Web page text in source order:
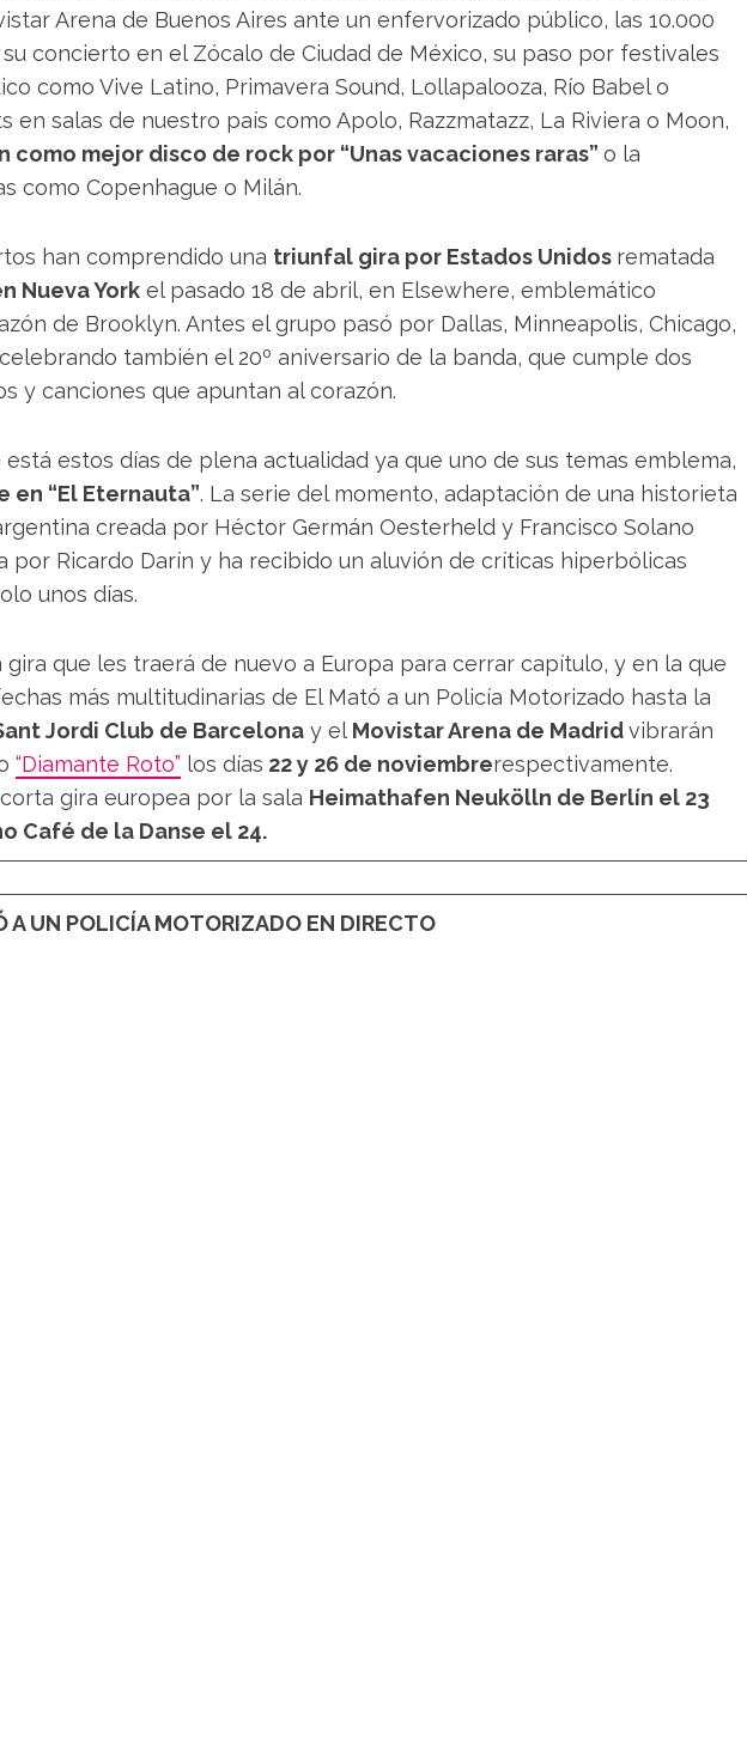
Arena de Buenos Aires ante un enfervorizado público, las 10.000
concierto en el Zócalo de Ciudad de México, su paso por festivales
como Vive Latino, Primavera Sound, Lollapalooza, Río Babel o
en salas de nuestro país como Apolo, Razzmatazz, La Riviera o Moon,
como mejor disco de rock por “Unas vacaciones raras” o la
como Copenhague o Milán.
han comprendido una triunfal gira por Estados Unidos rematada
Nueva York el pasado 18 de abril, en Elsewhere, emblemático
de Brooklyn. Antes el grupo pasó por Dallas, Minneapolis, Chicago,
también el 20º aniversario de la banda, que cumple dos
y canciones que apuntan al corazón.
estos días de plena actualidad ya que uno de sus temas emblema,
en “El Eternauta”. La serie del momento, adaptación de una historieta
creada por Héctor Germán Oesterheld y Francisco Solano
por Ricardo Darín y ha recibido un aluvión de críticas hiperbólicas
unos días.
que les traerá de nuevo a Europa para cerrar capítulo, y en la que
más multitudinarias de El Mató a un Policía Motorizado hasta la
Jordi Club de Barcelona y el Movistar Arena de Madridvibrarán
“Diamante Roto” los días 22 y 26 de noviembrerespectivamente.
gira europea por la sala Heimathafen Neukölln de Berlín el 23
Café de la Danse el 24.
A UN POLICÍA MOTORIZADO EN DIRECTO